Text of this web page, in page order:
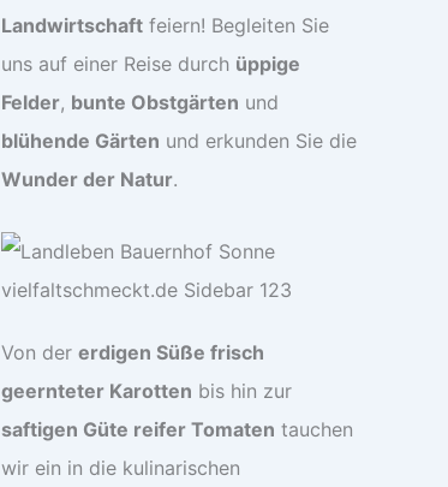
Landwirtschaft feiern! Begleiten Sie
uns auf einer Reise durch üppige
Felder, bunte Obstgärten und
blühende Gärten und erkunden Sie die
Wunder der Natur.
Von der erdigen Süße frisch
geernteter Karotten bis hin zur
saftigen Güte reifer Tomaten tauchen
wir ein in die kulinarischen